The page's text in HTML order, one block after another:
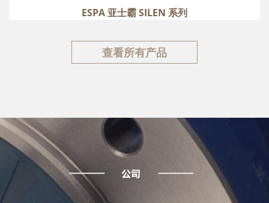
ESPA 亚士霸 SILEN 系列
查看所有产品